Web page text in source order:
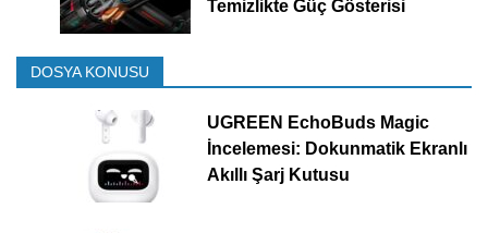
Temizlikte Güç Gösterisi
DOSYA KONUSU
UGREEN EchoBuds Magic
İncelemesi: Dokunmatik Ekranlı
Akıllı Şarj Kutusu